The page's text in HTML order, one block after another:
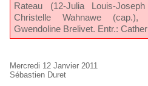
Rateau (12-Julia Louis-
Christelle Wahnawe
Gwendoline Brelivet. Entr.:
Mercredi 12 Janvier 2011
Sébastien Duret